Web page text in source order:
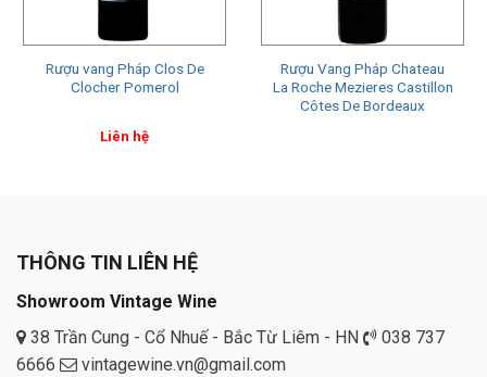
Rượu vang Pháp Clos De
Clocher Pomerol
Liên hệ
Rượu Vang Pháp Chateau
La Roche Mezieres Castillon
Côtes De Bordeaux
THÔNG TIN LIÊN HỆ
Showroom Vintage Wine
38 Trần Cung - Cổ Nhuế - Bắc Từ Liêm - HN
038 737
6666
vintagewine.vn@gmail.com